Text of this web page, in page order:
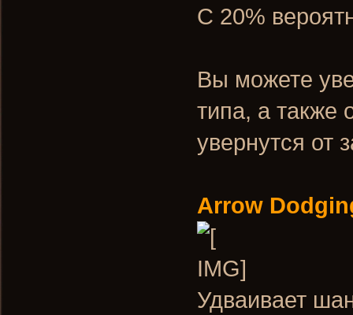
C 20%
Вы можете
типа, а также
увернутся от
Arrow
Удваивает